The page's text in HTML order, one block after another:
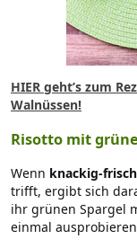
HIER geht’s zum
Walnüssen!
Risotto mit
Wenn knackig-
trifft, ergibt sich
ihr grünen Spargel
einmal